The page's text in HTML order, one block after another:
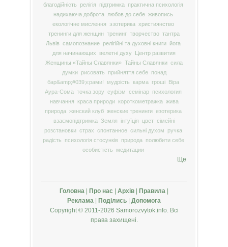
благодійність
релігія підтримка
практична психологія
надихаюча доброта
любов до себе живопись
екологічне мислення
эзотерика християнство
тренинги для женщин тренинг творчество тантра
Львів самопознание релігійні та духовні книги йога
для начинающих
велетні духу
Центр развития
Женщины «Тайны Славянки» Тайны Славянки сила
думки
рисовать прийняття себе
понад
бар&amp;#039;єрами!
мудрість карма гроші Віра
Аура-Сома точка зору суфізм семінар психология
навчання
краса природи короткометражка жива
природа женский клуб женские тренинги езотерика
взаємопідтримка Земля інтуїція цвет сімейні
розстановки страх спонтанное сильні духом
ручка
радість
психологія стосунків природа
полюбити себе
особистість
медитации
Ще
Головна Про нас Архів Правила
Реклама
Поділись
Допомога
Copyright © 2011-2026 Samorozvytok.info. Всі
права захищені.